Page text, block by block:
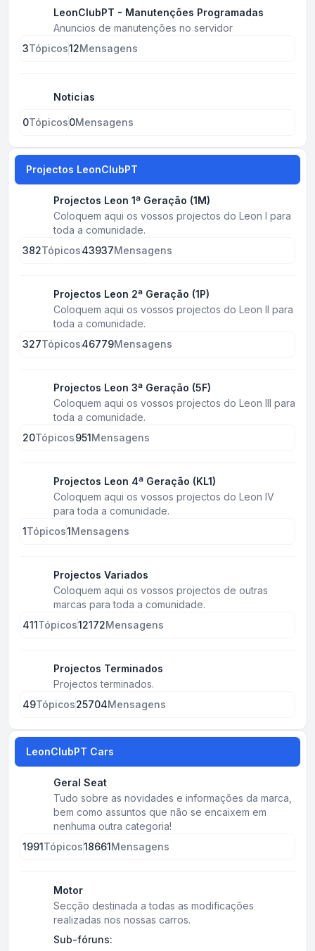
LeonClubPT - Manutenções Programadas
Anuncios de manutenções no servidor
3Tópicos12Mensagens
Noticias
0Tópicos0Mensagens
Projectos LeonClubPT
Projectos Leon 1ª Geração (1M)
Coloquem aqui os vossos projectos do Leon I para
toda a comunidade.
382Tópicos43937Mensagens
Projectos Leon 2ª Geração (1P)
Coloquem aqui os vossos projectos do Leon II para
toda a comunidade.
327Tópicos46779Mensagens
Projectos Leon 3ª Geração (5F)
Coloquem aqui os vossos projectos do Leon III para
toda a comunidade.
20Tópicos951Mensagens
Projectos Leon 4ª Geração (KL1)
Coloquem aqui os vossos projectos do Leon IV
para toda a comunidade.
1Tópicos1Mensagens
Projectos Variados
Coloquem aqui os vossos projectos de outras
marcas para toda a comunidade.
411Tópicos12172Mensagens
Projectos Terminados
Projectos terminados.
49Tópicos25704Mensagens
LeonClubPT Cars
Geral Seat
Tudo sobre as novidades e informações da marca,
bem como assuntos que não se encaixem em
nenhuma outra categoria!
1991Tópicos18661Mensagens
Motor
Secção destinada a todas as modificações
realizadas nos nossas carros.
Sub-fóruns: